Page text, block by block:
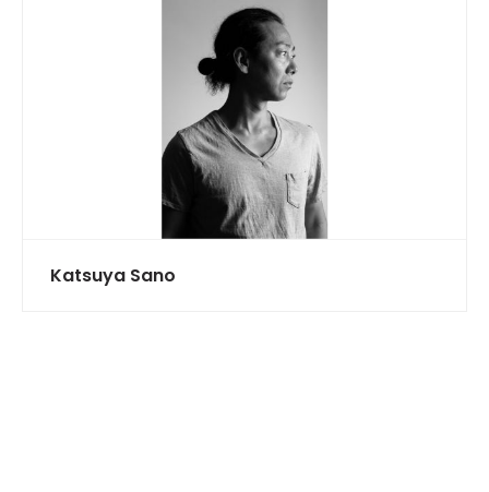
Katsuya Sano